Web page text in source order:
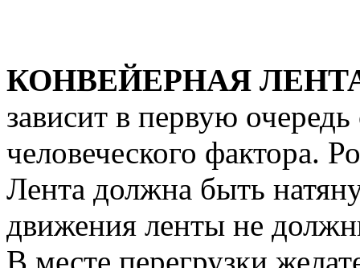
КОНВЕЙЕРНАЯ
зависит в первую
человеческого фактора.
Лента должна быть
движения ленты не
В месте перегрузки